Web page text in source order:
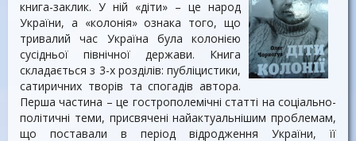
книга-заклик. У ній «діти» – це народ
України, а «колонія» ознака того, що
тривалий час Україна була колонiєю
сусiдньої пiвнiчної держави. Книга
складається з 3-х розділів: публіцистики,
сатиричних творів та спогадів автора.
Перша частина – це гострополемічні статті на соціально-
політичні теми, присвячені найактуальнішим проблемам,
що поставали в період відродження України, її